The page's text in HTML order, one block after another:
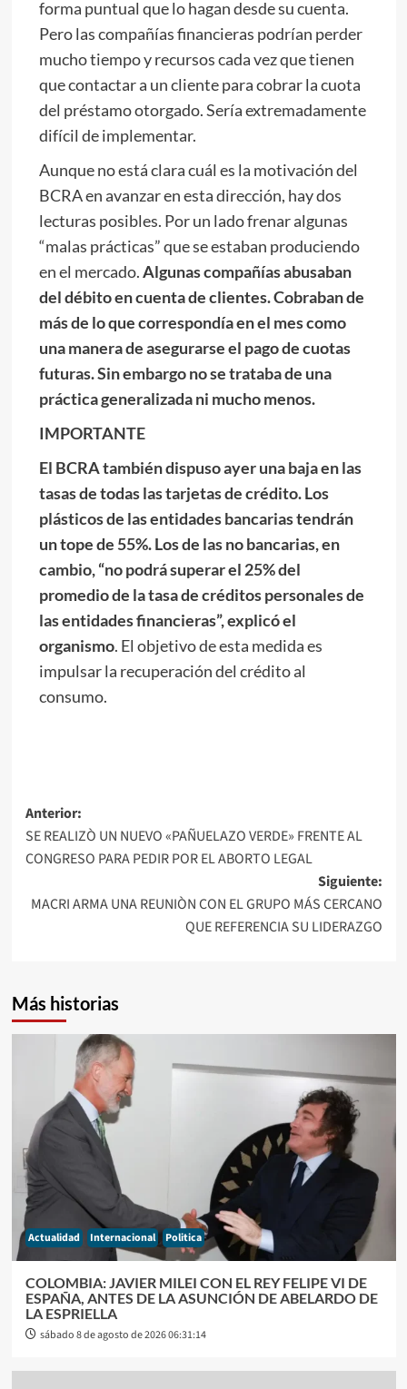
forma puntual que lo hagan desde su cuenta.
Pero las compañías financieras podrían perder
mucho tiempo y recursos cada vez que tienen
que contactar a un cliente para cobrar la cuota
del préstamo otorgado. Sería extremadamente
difícil de implementar.
Aunque no está clara cuál es la motivación del
BCRA en avanzar en esta dirección, hay dos
lecturas posibles. Por un lado frenar algunas
“malas prácticas” que se estaban produciendo
en el mercado.Algunas compañías abusaban
del débito en cuenta de clientes. Cobraban de
más de lo que correspondía en el mes como
una manera de asegurarse el pago de cuotas
futuras. Sin embargo no se trataba de una
práctica generalizada ni mucho menos.
IMPORTANTE
El BCRA también dispuso ayer una baja en las
tasas de todas las tarjetas de crédito. Los
plásticos de las entidades bancarias tendrán
un tope de 55%. Los de las no bancarias, en
cambio, “no podrá superar el 25% del
promedio de la tasa de créditos personales de
las entidades financieras”, explicó el
organismo. El objetivo de esta medida es
impulsar la recuperación del crédito al
consumo.
Navegación
de
Anterior:
SE REALIZÒ UN NUEVO «PAÑUELAZO VERDE» FRENTE AL
CONGRESO PARA PEDIR POR EL ABORTO LEGAL
Siguiente:
MACRI ARMA UNA REUNIÒN CON EL GRUPO MÁS CERCANO
QUE REFERENCIA SU LIDERAZGO
Más historias
Actualidad Internacional Politica
COLOMBIA: JAVIER MILEI CON EL REY FELIPE VI DE
ESPAÑA, ANTES DE LA ASUNCIÓN DE ABELARDO DE
LA ESPRIELLA
sábado 8 de agosto de 2026 06:31:14